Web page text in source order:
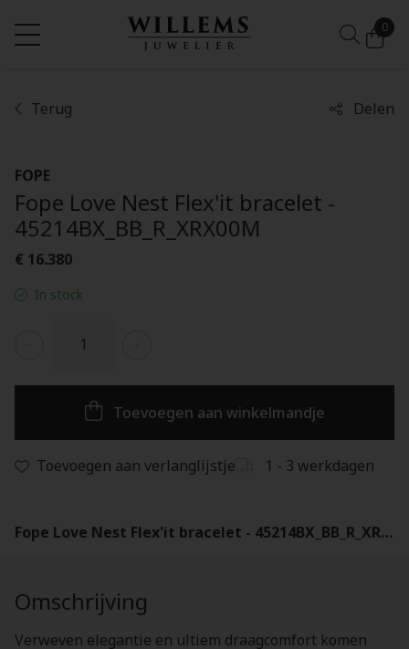
0
Terug Delen
FOPE
Fope Love Nest Flex'it bracelet -
45214BX_BB_R_XRX00M
€ 16.380
In stock
Toevoegen aan winkelmandje
Toevoegen aan verlanglijstje 1 - 3 werkdagen
Fope Love Nest Flex'it bracelet - 45214BX_BB_R_XRX00M
Omschrijving
Verweven elegantie en ultiem draagcomfort komen